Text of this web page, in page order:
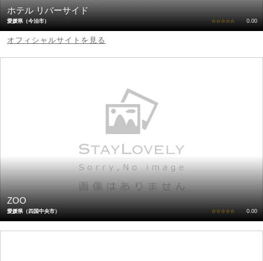
ホテル リバーサイド
愛媛県（今治市） ☆☆☆☆☆ 0.00
オフィシャルサイトを見る
ZOO
愛媛県（四国中央市） ☆☆☆☆☆ 0.00